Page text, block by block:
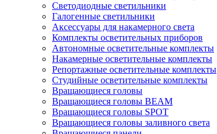
Светодиодные светильники
Галогенные светильники
Аксессуары для накамерного света
Комплекты осветительных приборов
Автономные осветительные комплекты
Накамерные осветительные комплекты
Репортажные осветительные комплекты
Студийные осветительные комплекты
Вращающиеся головы
Вращающиеся головы BEAM
Вращающиеся головы SPOT
Вращающиеся головы заливного света